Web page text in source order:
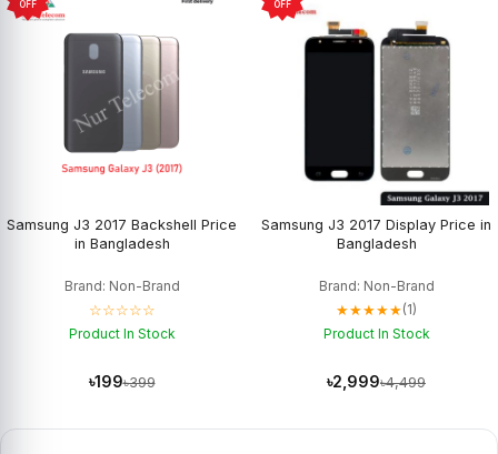
OFF
Samsung J3 2017 Backshell Price
in Bangladesh
Brand: Non-Brand
☆☆☆☆☆
Product In Stock
৳199৳399
OFF
Samsung J3 2017 Display Price in
Bangladesh
Brand: Non-Brand
★★★★★(1)
Product In Stock
৳2,999৳4,499